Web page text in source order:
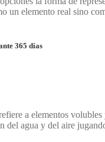
un elemento real sino
365 días
a elementos
agua y del aire